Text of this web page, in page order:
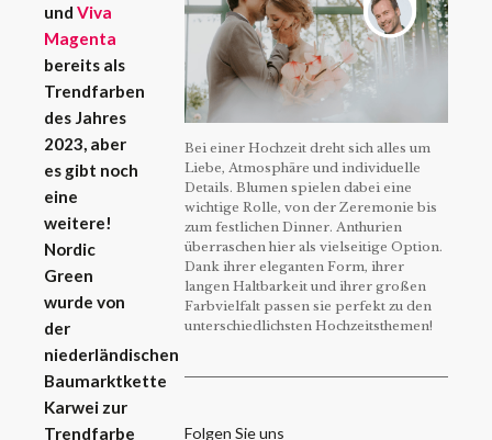
und Viva
Magenta
bereits als
Trendfarben
des Jahres
2023, aber
es gibt noch
eine
weitere!
Nordic
Green
wurde von
der
niederländischen
Baumarktkette
Karwei zur
Trendfarbe
Bei einer Hochzeit dreht sich alles um
Liebe, Atmosphäre und individuelle
Details. Blumen spielen dabei eine
wichtige Rolle, von der Zeremonie bis
zum festlichen Dinner. Anthurien
überraschen hier als vielseitige Option.
Dank ihrer eleganten Form, ihrer
langen Haltbarkeit und ihrer großen
Farbvielfalt passen sie perfekt zu den
unterschiedlichsten Hochzeitsthemen!
Folgen Sie uns